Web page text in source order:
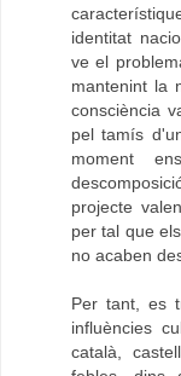
identitat
ve el
mantenint la
consciència
pel tamís
moment
projecte
per tal que
no acaben
Per tant, es
influències
català,